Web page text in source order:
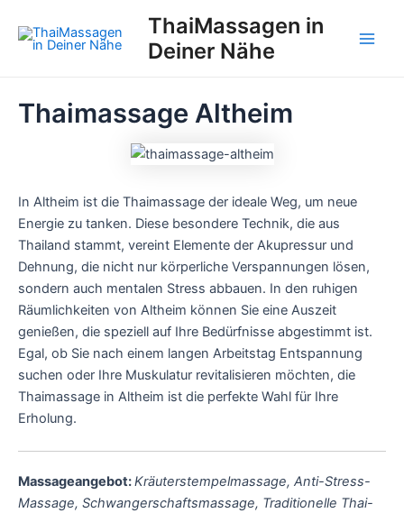
Inhalt
springen
ThaiMassagen in
Deiner Nähe
Thaimassage Altheim
In Altheim ist die Thaimassage der ideale Weg, um neue
Energie zu tanken. Diese besondere Technik, die aus
Thailand stammt, vereint Elemente der Akupressur und
Dehnung, die nicht nur körperliche Verspannungen lösen,
sondern auch mentalen Stress abbauen. In den ruhigen
Räumlichkeiten von Altheim können Sie eine Auszeit
genießen, die speziell auf Ihre Bedürfnisse abgestimmt ist.
Egal, ob Sie nach einem langen Arbeitstag Entspannung
suchen oder Ihre Muskulatur revitalisieren möchten, die
Thaimassage in Altheim ist die perfekte Wahl für Ihre
Erholung.
Massageangebot:Kräuterstempelmassage, Anti-Stress-
Massage, Schwangerschaftsmassage, Traditionelle Thai-